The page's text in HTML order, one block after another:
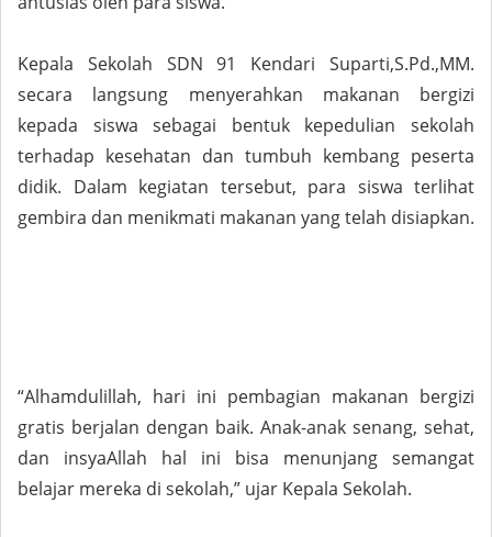
Kepala Sekolah SDN 91 Kendari Suparti,S.Pd.,MM.
secara langsung menyerahkan makanan bergizi
kepada siswa sebagai bentuk kepedulian sekolah
terhadap kesehatan dan tumbuh kembang peserta
didik. Dalam kegiatan tersebut, para siswa terlihat
gembira dan menikmati makanan yang telah disiapkan.
“Alhamdulillah, hari ini pembagian makanan bergizi
gratis berjalan dengan baik. Anak-anak senang, sehat,
dan insyaAllah hal ini bisa menunjang semangat
belajar mereka di sekolah,” ujar Kepala Sekolah.